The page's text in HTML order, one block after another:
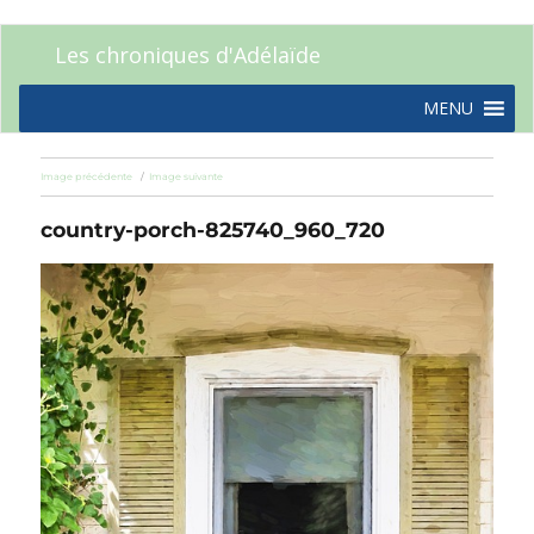
Les chroniques d'Adélaïde
MENU
Image précédente Image suivante
country-porch-825740_960_720